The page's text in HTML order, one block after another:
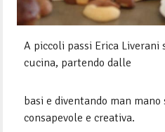
A piccoli passi Erica Liverani
cucina, partendo dalle
basi e diventando man
consapevole e creativa.